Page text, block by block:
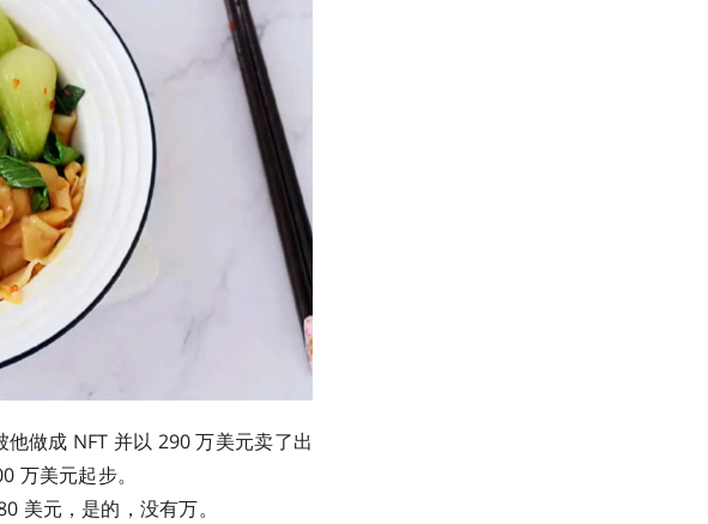
做成 NFT 并以 290 万美元卖了出
万美元起步。
美元，是的，没有万。